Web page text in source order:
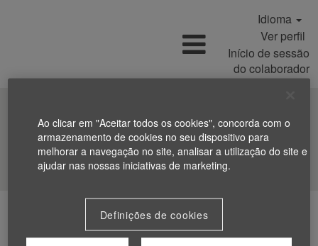
Idioma
Ver perfil
Início de sessão
do colaborador
Procurar Empregos
Ao clicar em "Aceitar todos os cookies", concorda com o
armazenamento de cookies no seu dispositivo para
melhorar a navegação no site, analisar a utilização do site e
ajudar nas nossas iniciativas de marketing.
Definições de cookies